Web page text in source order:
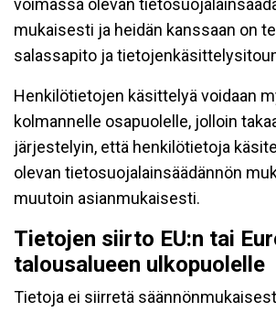
voimassa olevan
mukaisesti ja heidän kanssaan on
salassapito ja
Henkilötietojen käsittelyä voidaan
kolmannelle osapuolelle, jolloin
järjestelyin, että henkilötietoja
olevan tietosuojalainsäädännön
muutoin asianmukaisesti.
Tietojen siirto EU:n tai
talousalueen ulkopuolelle
Tietoja ei siirretä